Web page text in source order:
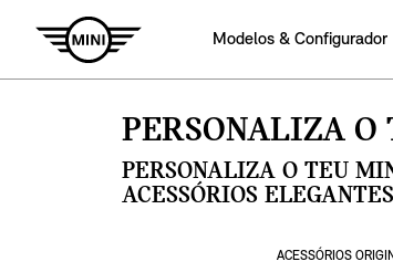
Modelos & Configurador
PERSONALIZA
PERSONALIZA O TEU
ACESSÓRIOS
ACESSÓRIOS